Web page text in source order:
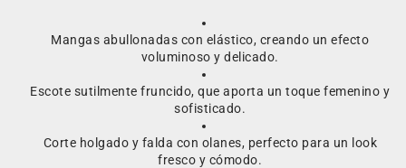
Mangas abullonadas con elástico, creando un efecto
voluminoso y delicado.
Escote sutilmente fruncido, que aporta un toque femenino y
sofisticado.
Corte holgado y falda con olanes, perfecto para un look
fresco y cómodo.